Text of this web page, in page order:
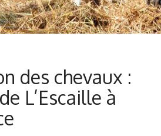
des chevaux :
L’Escaille à